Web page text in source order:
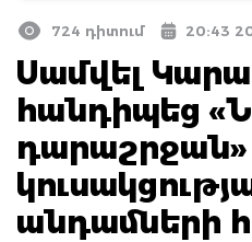
724 դիտում 20:43
Սամվել
հանդիպեց
դարաշրջան»
անդամների